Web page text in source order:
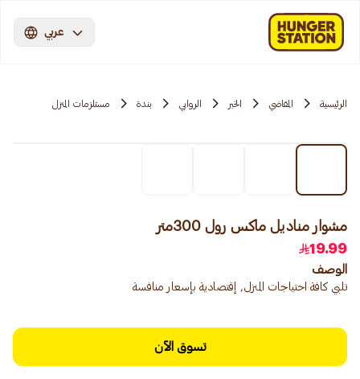
عربي
الرئيسية المقاضي الخبر الروابي بندة مستلزمات المنزل
مشوار مناديل ماكس رول 300متر
19.99
الوصف
تلبي كافة احتياجات المنزل, إقتصادية بإسعار منافسة
تسوق الآن